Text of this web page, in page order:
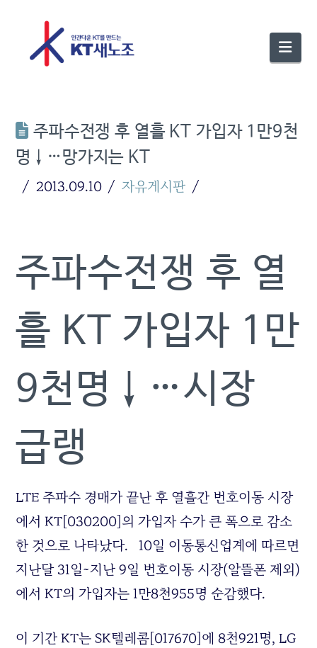
주파수전쟁 후 열흘 KT 가입자 1만9천
명↓…망가지는 KT
2013.09.10 자유게시판
주파수전쟁 후 열
흘 KT 가입자 1만
9천명↓…시장
급랭
LTE 주파수 경매가 끝난 후 열흘간 번호이동 시장
에서 KT[030200]의 가입자 수가 큰 폭으로 감소
한 것으로 나타났다. 10일 이동통신업계에 따르면
지난달 31일~지난 9일 번호이동 시장(알뜰폰 제외)
에서 KT의 가입자는 1만8천955명 순감했다.
이 기간 KT는 SK텔레콤[017670]에 8천921명, LG